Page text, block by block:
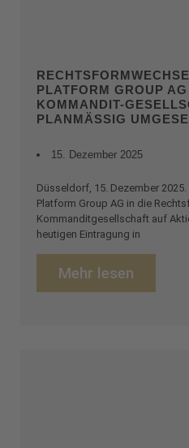
PLATFORM GROUP
KOMMANDIT-
PLANMÄSSIG
15. Dezember 2025
Düsseldorf, 15. Dezember
Platform Group AG in die
Kommanditgesellschaft auf
heutigen Eintragung in
Mehr lesen